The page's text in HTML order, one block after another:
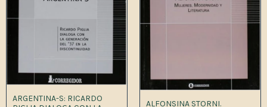
ARGENTINA-S: RICARDO
ALFONSINA STORNI.